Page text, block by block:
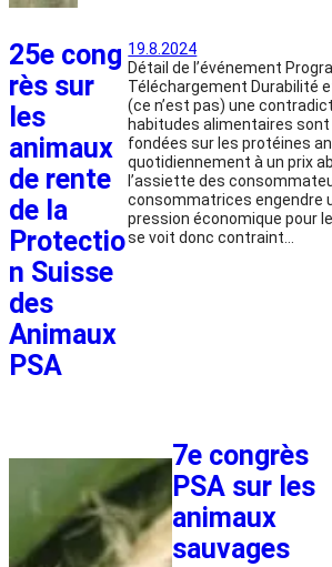
25e cong
rès sur
les
animaux
de rente
de la
Protectio
n Suisse
des
Animaux
PSA
19.8.2024
Détail de l’événement
Téléchargement Durabilité
(ce n’est pas) une
habitudes alimentaires sont
fondées sur les protéines
quotidiennement à un prix
l’assiette des
consommatrices engendre
pression économique pour
se voit donc contraint…
7e congrès
PSA sur les
animaux
sauvages